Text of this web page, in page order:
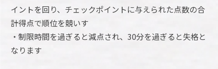
イントを回り、チェックポイントに与えられた点数の合
計得点で順位を競いす
・制限時間を過ぎると減点され、30分を過ぎると失格と
なります